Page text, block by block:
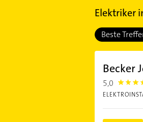
Elektriker
Beste
Becker
5,0 5.0